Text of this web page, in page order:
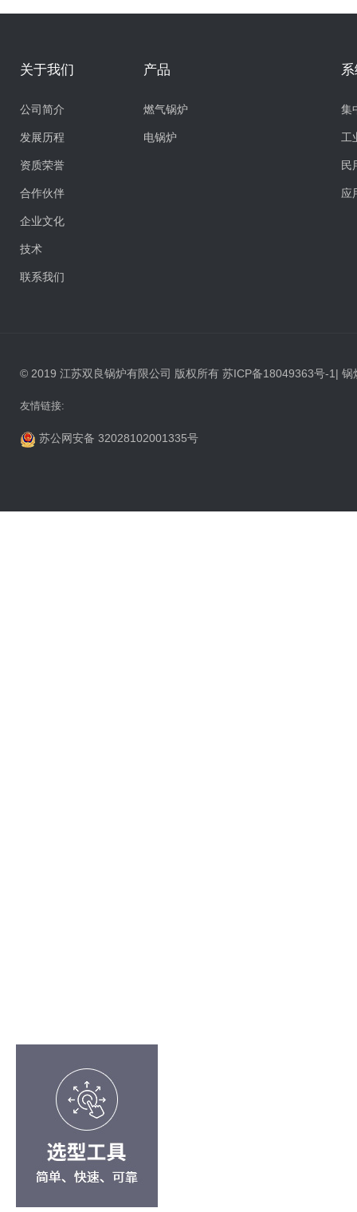
关于我们
公司简介
发展历程
资质荣誉
合作伙伴
企业文化
技术
联系我们
产品
燃气锅炉
电锅炉
集
工
民
应
© 2019 江苏双良锅炉有限公司 版权所有 苏ICP备18049363号-1| 锅
友情链接:
苏公网安备 32028102001335号